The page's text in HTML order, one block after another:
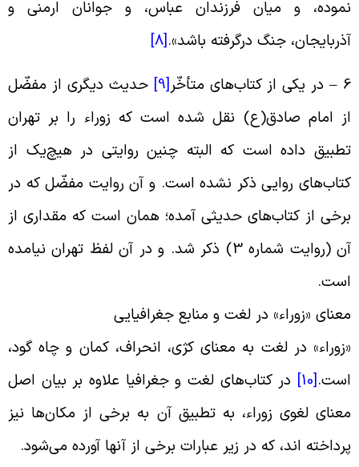
و میان فرزندان عباس، و جوانان ارمنی و
جنگ درگرفته باشد».[8]
[9] حدیث دیگری از مفضّل
امام صادق(ع) نقل شده است که زوراء را بر تهران
داده است که البته چنین روایتی در هیچ‌یک از
روایی ذکر نشده است. و آن روایت مفضّل که در
از کتاب‌های حدیثی آمده؛ همان است که مقداری از
آن (روایت شماره 3) ذکر شد. و در آن لفظ تهران نیامده
«زوراء» در لغت و منابع جغرافیایی
در لغت به معنای کژی، انحراف، کمان و چاه گود،
[10]
در کتاب‌های لغت و جغرافیا علاوه بر بیان اصل
لغوی زوراء، به تطبیق آن به برخی از مکان‌ها نیز
اند، که در زیر عبارات برخی از آنها آورده می‌شود.